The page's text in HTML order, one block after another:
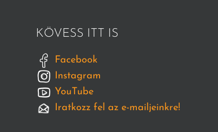
KÖVESS ITT IS
Facebook
Instagram
YouTube
Iratkozz fel az e-mailjeinkre!